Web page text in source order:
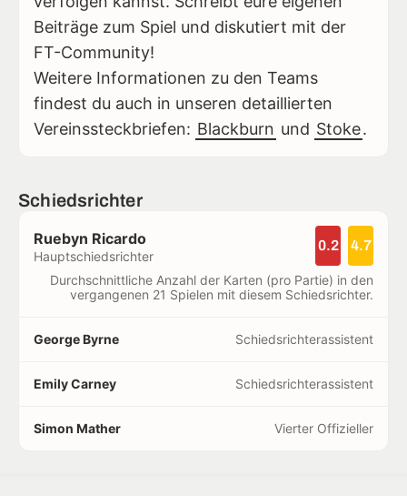
Beiträge zum Spiel und diskutiert mit der
FT-Community!
Weitere Informationen zu den Teams
findest du auch in unseren detaillierten
Vereinssteckbriefen: Blackburn und Stoke.
Schiedsrichter
Ruebyn Ricardo
Hauptschiedsrichter
0.2 4.7
Durchschnittliche Anzahl der Karten (pro Partie) in den
vergangenen 21 Spielen mit diesem Schiedsrichter.
George Byrne Schiedsrichterassistent
Emily Carney Schiedsrichterassistent
Simon Mather Vierter Offizieller